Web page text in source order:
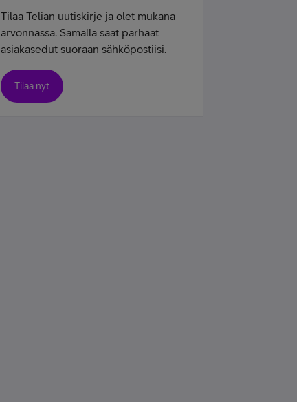
Tilaa Telian uutiskirje ja olet mukana
arvonnassa. Samalla saat parhaat
asiakasedut suoraan sähköpostiisi.
Tilaa nyt